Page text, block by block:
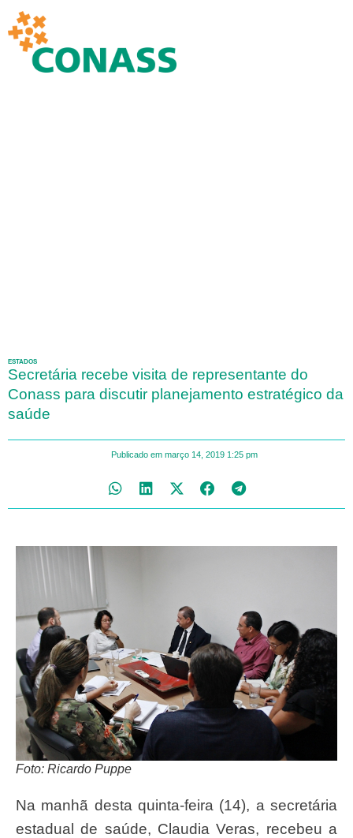
ESTADOS
Secretária recebe visita de representante do
Conass para discutir planejamento estratégico da
saúde
Publicado em março 14, 2019 1:25 pm
Foto: Ricardo Puppe
Na manhã desta quinta-feira (14), a secretária
estadual de saúde, Claudia Veras, recebeu a